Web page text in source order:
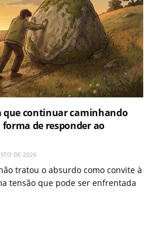
que continuar caminhando
de responder ao
DE 2026
tratou o absurdo como convite à
tensão que pode ser enfrentada